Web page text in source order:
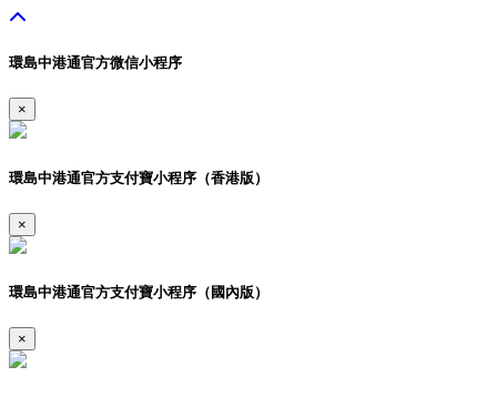
環島中港通官方微信小程序
×
環島中港通官方支付寶小程序（香港版）
×
環島中港通官方支付寶小程序（國內版）
×